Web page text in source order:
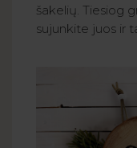
šakelių. Tiesiog
sujunkite juos ir